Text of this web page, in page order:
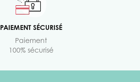
PAIEMENT SÉCURISÉ
Paiement
100% sécurisé